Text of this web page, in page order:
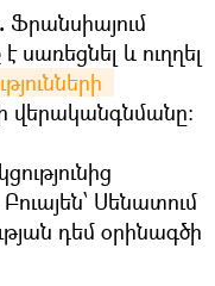
Ֆրանսիայում
և ուղղել
Սենատում
դեմ օրինագծի